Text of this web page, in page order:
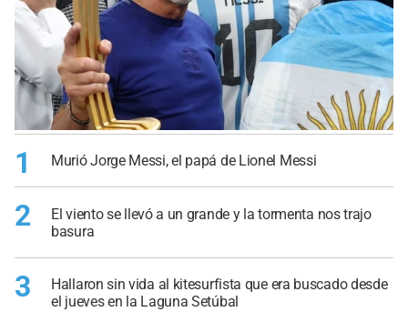
1 Murió Jorge Messi, el papá de Lionel Messi
2
El viento se llevó a un grande y la tormenta nos trajo
basura
3
Hallaron sin vida al kitesurfista que era buscado desde
el jueves en la Laguna Setúbal